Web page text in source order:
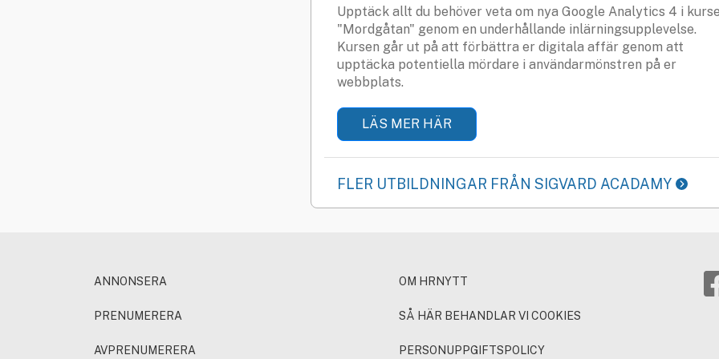
Upptäck allt du behöver veta om nya Google Analytics 4 i
"Mordgåtan" genom en underhållande inlärningsupplevelse.
Kursen går ut på att förbättra er digitala affär genom att
upptäcka potentiella mördare i användarmönstren på er
webbplats.
LÄS MER HÄR
FLER UTBILDNINGAR FRÅN SIGVARD ACADAMY
ANNONSERA
PRENUMERERA
AVPRENUMERERA
OM HRNYTT
SÅ HÄR BEHANDLAR VI COOKIES
PERSONUPPGIFTSPOLICY